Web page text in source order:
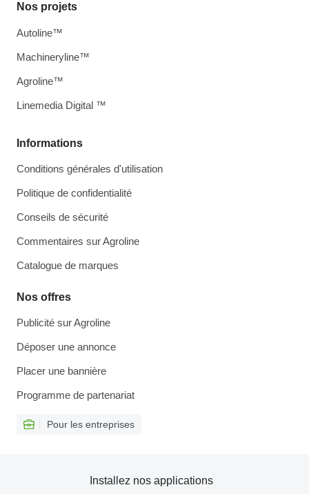
Informations
Conditions générales d'utilisation
Politique de confidentialité
Conseils de sécurité
Commentaires sur Agroline
Catalogue de marques
Nos offres
Publicité sur Agroline
Déposer une annonce
Placer une bannière
Programme de partenariat
Pour les entreprises
Nos projets
Autoline™
Machineryline™
Agroline™
Linemedia Digital ™
Installez nos applications